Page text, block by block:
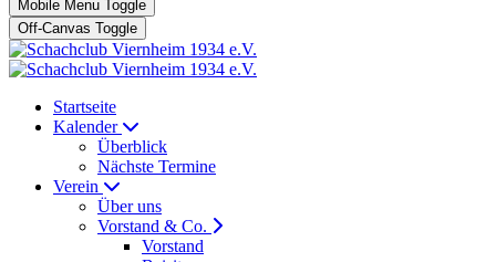
Mobile Menu Toggle
Off-Canvas Toggle
Startseite
Kalender
Überblick
Nächste Termine
Verein
Über uns
Vorstand & Co.
Vorstand